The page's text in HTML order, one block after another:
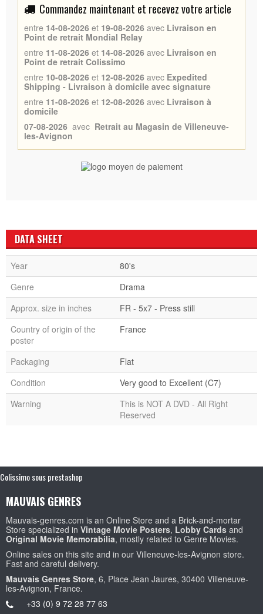
Commandez maintenant et recevez votre article
entre 14-08-2026 et 19-08-2026 avec Livraison en
Point de retrait Mondial Relay
entre 11-08-2026 et 14-08-2026 avec Livraison en
Point de retrait Colissimo
entre 10-08-2026 et 12-08-2026 avec Expedited
Shipping - Livraison à domicile avec signature
entre 11-08-2026 et 12-08-2026 avec Livraison à
domicile
07-08-2026 avec Retrait au Magasin de Villeneuve-
les-Avignon
DATA SHEET
Year
80's
Genre
Drama
Approx. size in inches
FR - 5x7 - Press still
Country of origin of the
poster
France
Packaging
Flat
Condition
Very good to Excellent (C7)
Warning
This is NOT A DVD - All Right
Reserved
Colissimo sous prestashop
MAUVAIS GENRES
Mauvais-genres.com is an Online Store and a Brick-and-mortar
Store specialized in Vintage Movie Posters, Lobby Cards and
Original Movie Memorabilia, mostly related to Genre Movies.
Online sales on this site and in our Villeneuve-les-Avignon store.
Fast and careful delivery.
Mauvais Genres Store, 6, Place Jean Jaures, 30400 Villeneuve-
les-Avignon, France.
+33 (0) 9 72 28 77 63